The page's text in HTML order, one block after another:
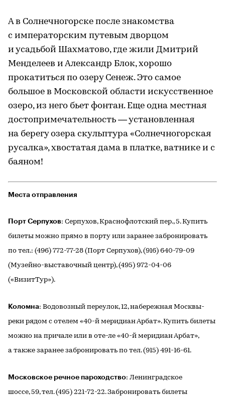
А в Солнечногорске после знакомства
с императорским путевым дворцом
и усадьбой Шахматово, где жили Дмитрий
Менделеев и Александр Блок, хорошо
прокатиться по озеру Сенеж. Это самое
большое в Московской области искусственное
озеро, из него бьет фонтан. Еще одна местная
достопримечательность — установленная
на берегу озера скульптура «Солнечногорская
русалка», хвостатая дама в платке, ватнике и с
баяном!
Места отправления
Порт Серпухов: Серпухов, Краснофлотский пер., 5. Купить
билеты можно прямо в порту или заранее забронировать
по тел.: (496) 772-77-28 (Порт Серпухов), (916) 640-79-09
(Музейно-выставочный центр), (495) 972-04-06
(«ВизитТур»).
Коломна: Водовозный переулок, 12, набережная Москвы-
реки рядом с отелем «40-й меридиан Арбат». Купить билеты
можно на причале или в оте-ле «40-й меридиан Арбат»,
а также заранее забронировать по тел. (915) 491-16-61.
Московское речное пароходство: Ленинградское
шоссе, 59, тел. (495) 221-72-22. Забронировать билеты